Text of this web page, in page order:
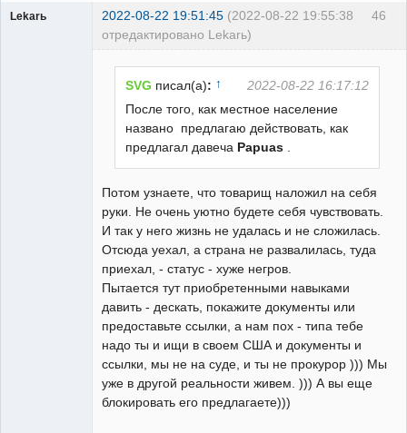
46
Lekarь 2022-08-22 19:51:45 (2022-08-22 19:55:38
отредактировано Lekarь)
SVG писал(а): ↑
2022-08-22 16:17:12
После того, как местное население
названо предлагаю действовать, как
предлагал давеча Papuas
Потом узнаете, что товарищ наложил на себя
руки. Не очень уютно будете себя чувствовать.
И так у него жизнь не удалась и не сложилась.
Отсюда уехал, а страна не развалилась, туда
приехал, - статус - хуже негров.
Пытается тут приобретенными навыками
давить - дескать, покажите документы или
предоставьте ссылки, а нам пох - типа тебе
надо ты и ищи в своем США и документы и
ссылки, мы не на суде, и ты не прокурор ))) Мы
уже в другой реальности живем. ))) А вы еще
блокировать его предлагаете)))